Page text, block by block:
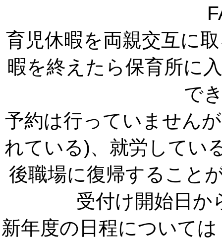
育児休暇を両親交互に
暇を終えたら保育所に
で
予約は行っていません
れている)、就労してい
後職場に復帰すること
受付け開始日か
新年度の日程について